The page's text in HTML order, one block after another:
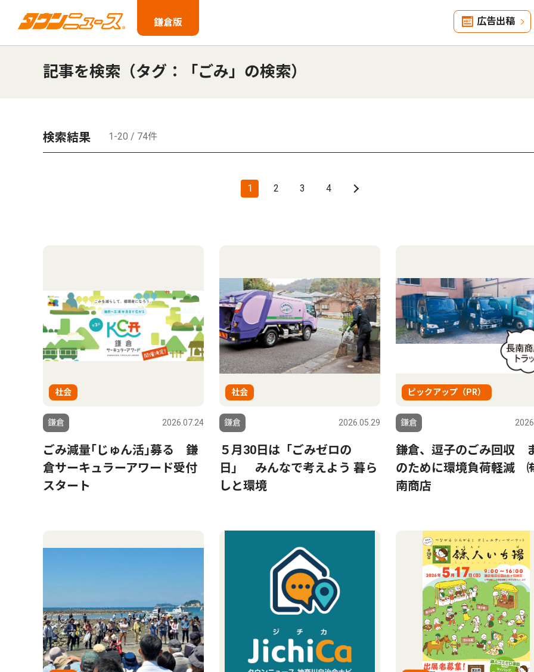
鎌倉版 広告出稿
記事を検索（タグ：「ごみ」の検索）
検索結果 1-20 / 74件
1 2 3 4
社会
鎌倉 2026.07.24
ごみ減量｢じゅん活｣募る 鎌
倉サーキュラーアワード受付
スタート
社会
鎌倉 2026.05.29
５月30日は「ごみゼロの
日」 みんなで考えよう 暮ら
しと環境
ピックアップ（PR）
鎌倉
鎌倉、逗子のごみ回収
のために環境負荷軽減
南商店